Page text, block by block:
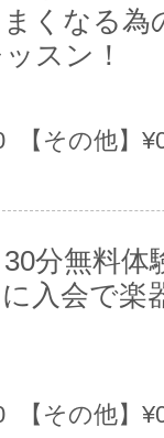
を30分
験頂く無
、すべて
いて大丈
体験レ
くなる為
スン！
【その他】
30分無料
入会で楽
【その他】